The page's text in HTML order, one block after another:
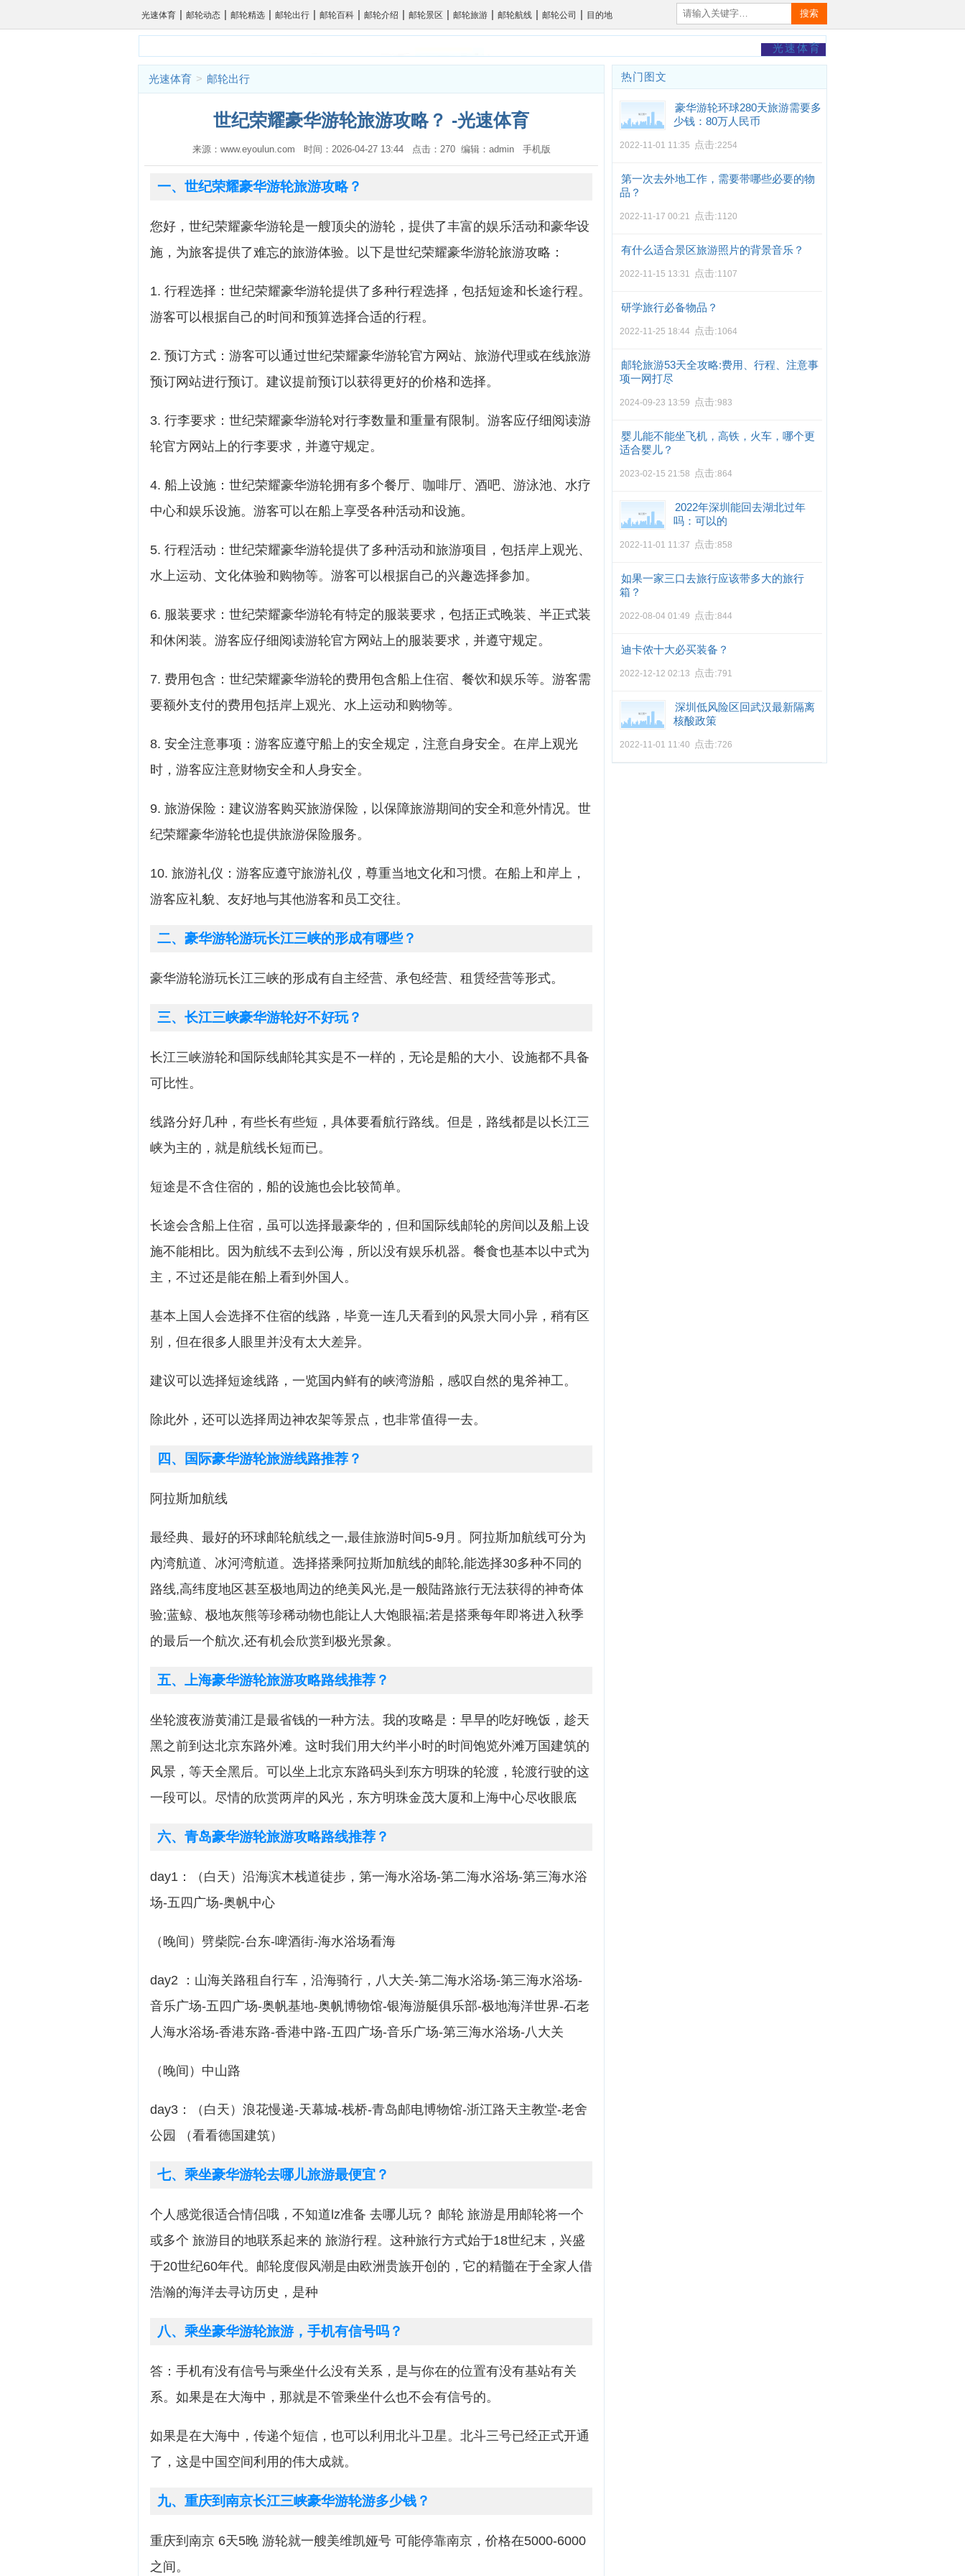
光速体育 | 邮轮动态 | 邮轮精选 | 邮轮出行 | 邮轮百科 | 邮轮介绍 | 邮轮景区 | 邮轮旅游 | 邮轮航线 | 邮轮公司 | 目的地 搜索
光速体育
光速体育 > 邮轮出行
世纪荣耀豪华游轮旅游攻略？ -光速体育
来源：www.eyoulun.com 时间：2026-04-27 13:44 点击：270 编辑：admin 手机版
一、世纪荣耀豪华游轮旅游攻略？
您好，世纪荣耀豪华游轮是一艘顶尖的游轮，提供了丰富的娱乐活动和豪华设
施，为旅客提供了难忘的旅游体验。以下是世纪荣耀豪华游轮旅游攻略：
1. 行程选择：世纪荣耀豪华游轮提供了多种行程选择，包括短途和长途行程。
游客可以根据自己的时间和预算选择合适的行程。
2. 预订方式：游客可以通过世纪荣耀豪华游轮官方网站、旅游代理或在线旅游
预订网站进行预订。建议提前预订以获得更好的价格和选择。
3. 行李要求：世纪荣耀豪华游轮对行李数量和重量有限制。游客应仔细阅读游
轮官方网站上的行李要求，并遵守规定。
4. 船上设施：世纪荣耀豪华游轮拥有多个餐厅、咖啡厅、酒吧、游泳池、水疗
中心和娱乐设施。游客可以在船上享受各种活动和设施。
5. 行程活动：世纪荣耀豪华游轮提供了多种活动和旅游项目，包括岸上观光、
水上运动、文化体验和购物等。游客可以根据自己的兴趣选择参加。
6. 服装要求：世纪荣耀豪华游轮有特定的服装要求，包括正式晚装、半正式装
和休闲装。游客应仔细阅读游轮官方网站上的服装要求，并遵守规定。
7. 费用包含：世纪荣耀豪华游轮的费用包含船上住宿、餐饮和娱乐等。游客需
要额外支付的费用包括岸上观光、水上运动和购物等。
8. 安全注意事项：游客应遵守船上的安全规定，注意自身安全。在岸上观光
时，游客应注意财物安全和人身安全。
9. 旅游保险：建议游客购买旅游保险，以保障旅游期间的安全和意外情况。世
纪荣耀豪华游轮也提供旅游保险服务。
10. 旅游礼仪：游客应遵守旅游礼仪，尊重当地文化和习惯。在船上和岸上，
游客应礼貌、友好地与其他游客和员工交往。
二、豪华游轮游玩长江三峡的形成有哪些？
豪华游轮游玩长江三峡的形成有自主经营、承包经营、租赁经营等形式。
三、长江三峡豪华游轮好不好玩？
长江三峡游轮和国际线邮轮其实是不一样的，无论是船的大小、设施都不具备
可比性。
线路分好几种，有些长有些短，具体要看航行路线。但是，路线都是以长江三
峡为主的，就是航线长短而已。
短途是不含住宿的，船的设施也会比较简单。
长途会含船上住宿，虽可以选择最豪华的，但和国际线邮轮的房间以及船上设
施不能相比。因为航线不去到公海，所以没有娱乐机器。餐食也基本以中式为
主，不过还是能在船上看到外国人。
基本上国人会选择不住宿的线路，毕竟一连几天看到的风景大同小异，稍有区
别，但在很多人眼里并没有太大差异。
建议可以选择短途线路，一览国内鲜有的峡湾游船，感叹自然的鬼斧神工。
除此外，还可以选择周边神农架等景点，也非常值得一去。
四、国际豪华游轮旅游线路推荐？
阿拉斯加航线
最经典、最好的环球邮轮航线之一,最佳旅游时间5-9月。阿拉斯加航线可分为
內湾航道、冰河湾航道。选择搭乘阿拉斯加航线的邮轮,能选择30多种不同的
路线,高纬度地区甚至极地周边的绝美风光,是一般陆路旅行无法获得的神奇体
验;蓝鲸、极地灰熊等珍稀动物也能让人大饱眼福;若是搭乘每年即将进入秋季
的最后一个航次,还有机会欣赏到极光景象。
五、上海豪华游轮旅游攻略路线推荐？
坐轮渡夜游黄浦江是最省钱的一种方法。我的攻略是：早早的吃好晚饭，趁天
黑之前到达北京东路外滩。这时我们用大约半小时的时间饱览外滩万国建筑的
风景，等天全黑后。可以坐上北京东路码头到东方明珠的轮渡，轮渡行驶的这
一段可以。尽情的欣赏两岸的风光，东方明珠金茂大厦和上海中心尽收眼底
六、青岛豪华游轮旅游攻略路线推荐？
day1：（白天）沿海滨木栈道徒步，第一海水浴场-第二海水浴场-第三海水浴
场-五四广场-奥帆中心
（晚间）劈柴院-台东-啤酒街-海水浴场看海
day2 ：山海关路租自行车，沿海骑行，八大关-第二海水浴场-第三海水浴场-
音乐广场-五四广场-奥帆基地-奥帆博物馆-银海游艇俱乐部-极地海洋世界-石老
人海水浴场-香港东路-香港中路-五四广场-音乐广场-第三海水浴场-八大关
（晚间）中山路
day3：（白天）浪花慢递-天幕城-栈桥-青岛邮电博物馆-浙江路天主教堂-老舍
公园 （看看德国建筑）
七、乘坐豪华游轮去哪儿旅游最便宜？
个人感觉很适合情侣哦，不知道lz准备 去哪儿玩？ 邮轮 旅游是用邮轮将一个
或多个 旅游目的地联系起来的 旅游行程。这种旅行方式始于18世纪末，兴盛
于20世纪60年代。邮轮度假风潮是由欧洲贵族开创的，它的精髓在于全家人借
浩瀚的海洋去寻访历史，是种
八、乘坐豪华游轮旅游，手机有信号吗？
答：手机有没有信号与乘坐什么没有关系，是与你在的位置有没有基站有关
系。如果是在大海中，那就是不管乘坐什么也不会有信号的。
如果是在大海中，传递个短信，也可以利用北斗卫星。北斗三号已经正式开通
了，这是中国空间利用的伟大成就。
九、重庆到南京长江三峡豪华游轮游多少钱？
重庆到南京 6天5晚 游轮就一艘美维凯娅号 可能停靠南京，价格在5000-6000
之间。
热门图文
豪华游轮环球280天旅游需要多
少钱：80万人民币
2022-11-01 11:35 点击:2254
第一次去外地工作，需要带哪些必要的物
品？
2022-11-17 00:21 点击:1120
有什么适合景区旅游照片的背景音乐？
2022-11-15 13:31 点击:1107
研学旅行必备物品？
2022-11-25 18:44 点击:1064
邮轮旅游53天全攻略:费用、行程、注意事
项一网打尽
2024-09-23 13:59 点击:983
婴儿能不能坐飞机，高铁，火车，哪个更
适合婴儿？
2023-02-15 21:58 点击:864
2022年深圳能回去湖北过年
吗：可以的
2022-11-01 11:37 点击:858
如果一家三口去旅行应该带多大的旅行
箱？
2022-08-04 01:49 点击:844
迪卡侬十大必买装备？
2022-12-12 02:13 点击:791
深圳低风险区回武汉最新隔离
核酸政策
2022-11-01 11:40 点击:726